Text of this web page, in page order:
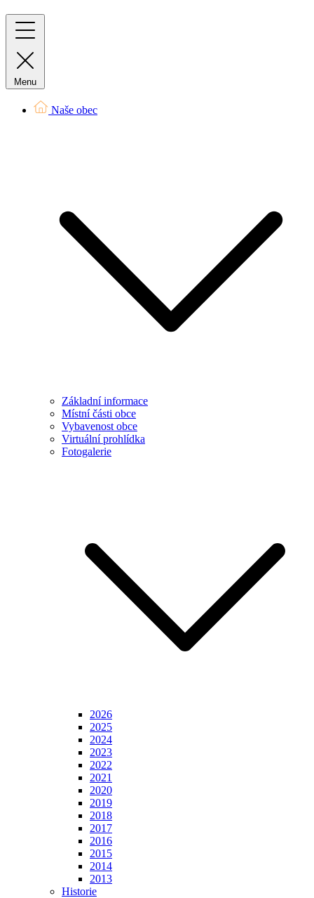
Menu
Naše obec
Základní informace
Místní části obce
Vybavenost obce
Virtuální prohlídka
Fotogalerie
2026
2025
2024
2023
2022
2021
2020
2019
2018
2017
2016
2015
2014
2013
Historie